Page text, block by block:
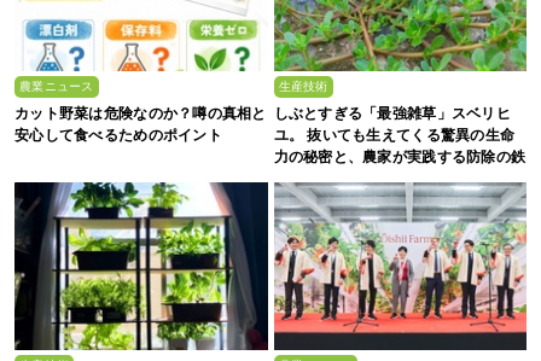
農業ニュース
カット野菜は危険なのか？噂の真相と
安心して食べるためのポイント
生産技術
しぶとすぎる「最強雑草」スベリヒ
ユ。 抜いても生えてくる驚異の生命
力の秘密と、農家が実践する防除の鉄